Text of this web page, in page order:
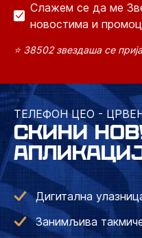
Слажем се да ме
новостима и
⭐ 38502 звездаша се
ТЕЛЕФОН ЦЕО -
СКИНИ
Дигитална
Занимљива